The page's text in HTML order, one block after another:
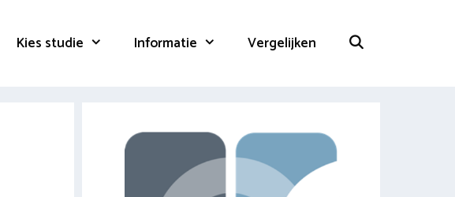
Kies studie Informatie Vergelijken